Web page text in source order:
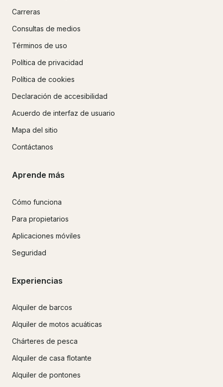
Carreras
Consultas de medios
Términos de uso
Política de privacidad
Política de cookies
Declaración de accesibilidad
Acuerdo de interfaz de usuario
Mapa del sitio
Contáctanos
Aprende más
Cómo funciona
Para propietarios
Aplicaciones móviles
Seguridad
Experiencias
Alquiler de barcos
Alquiler de motos acuáticas
Chárteres de pesca
Alquiler de casa flotante
Alquiler de pontones